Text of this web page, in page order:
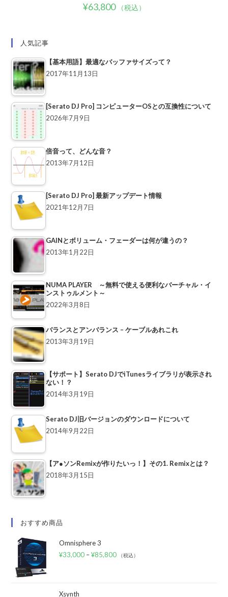
¥63,800 （税込）
人気記事
【基本用語】最適なバッファサイズって？
2017年11月13日
[Serato DJ Pro] コンピューターOSとの互換性について
2026年7月9日
倍音って、どんな音？
2013年7月12日
[Serato DJ Pro] 最新アップデート情報
2021年12月7日
GAINとボリューム・フェーダーは何が違うの？
2013年1月22日
NUMA PLAYER ～無料で使える便利なバーチャル・イ
ンストゥルメント～
2022年3月8日
バランスとアンバランス – ケーブルあれこれ
2013年3月19日
【サポート】Serato DJでiTunesライブラリが表示され
ない！？
2014年3月19日
Serato DJ旧バージョンのダウンロードについて
2014年9月22日
【ア●ソンRemixが作りたいっ！】その1. Remixとは？
2018年3月15日
おすすめ商品
Omnisphere 3
¥33,000 –¥85,800 （税込）
Xsynth